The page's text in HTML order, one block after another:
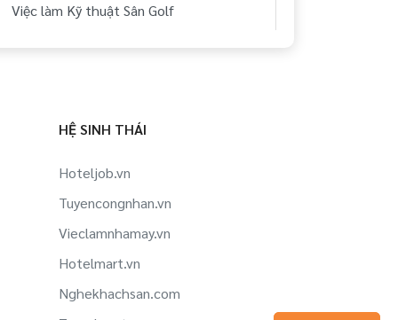
Việc làm Kỹ thuật Sân Golf
hành, phòng vé
Việc làm Kỹ thuật Du thuyền
Việc làm Kỹ thuật Siêu thị/ Rạp phim/
HỆ SINH THÁI
Hoteljob.vn
Tuyencongnhan.vn
Vieclamnhamay.vn
Hotelmart.vn
Nghekhachsan.com